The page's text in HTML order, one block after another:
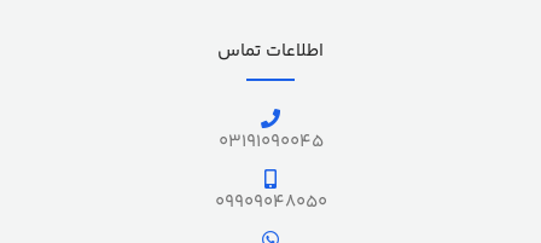
اطلاعات تماس
03191090045
09909048050